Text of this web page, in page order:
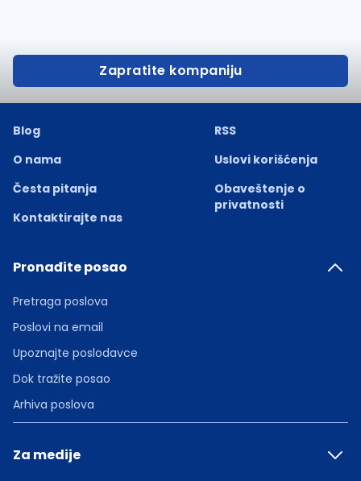
Zapratite kompaniju
Blog
O nama
Česta pitanja
Kontaktirajte nas
RSS
Uslovi korišćenja
Obaveštenje o
privatnosti
Pronađite posao
Pretraga poslova
Poslovi na email
Upoznajte poslodavce
Dok tražite posao
Arhiva poslova
Za medije